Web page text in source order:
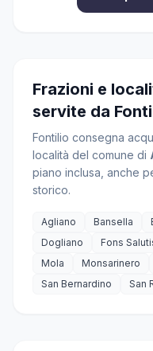
Frazioni e
servite da
Fontilio consegna
località del comune di
piano inclusa, anche
storico.
Agliano Bansella
Dogliano
Fons
Mola
Monsarinero
San Bernardino
San